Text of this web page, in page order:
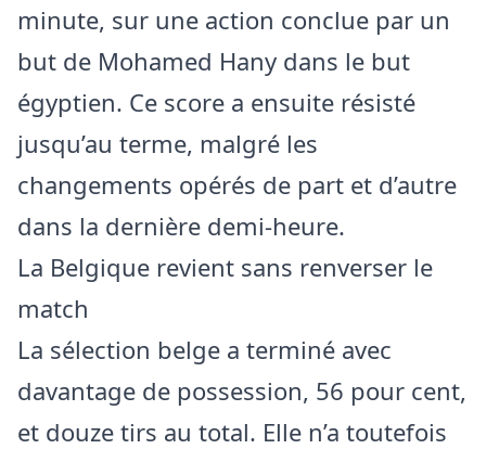
minute, sur une action conclue par un
but de Mohamed Hany dans le but
égyptien. Ce score a ensuite résisté
jusqu’au terme, malgré les
changements opérés de part et d’autre
dans la dernière demi-heure.
La Belgique revient sans renverser le
match
La sélection belge a terminé avec
davantage de possession, 56 pour cent,
et douze tirs au total. Elle n’a toutefois